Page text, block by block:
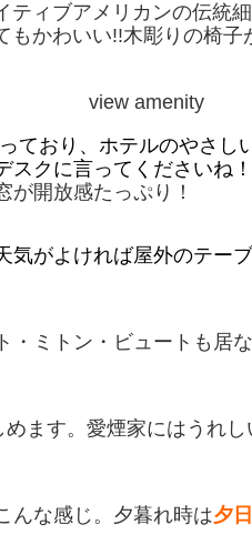
ティブアメリカンの伝統
もかわいい!!木彫りの椅
ており、ホテルのやさし
スクに言ってくださいね
が開放感たっぷり！
気がよければ屋外のテー
・ミトン・ビュートも居
ます。愛煙家にはうれ
んな感じ。夕暮れ時は夕日